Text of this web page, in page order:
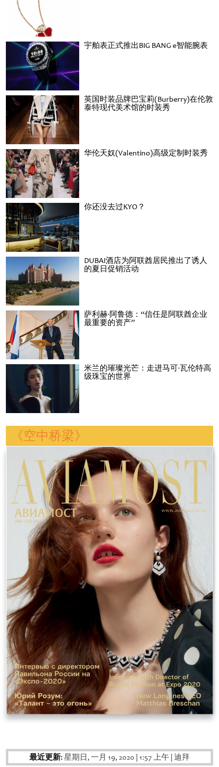
宇舶表正式推出BIG BANG e智能腕表
英国时装品牌巴宝莉(Burberry)在伦敦
泰特现代美术馆的时装秀
华伦天奴(Valentino)高级定制时装秀
你还没去过KYO？
DUBAI酒店为阿联酋居民推出了诱人
的夏日促销活动
萨利赫·阿鲁德：“信任是阿联酋企业
最重要的资产”
米兰的璀璨光芒：走进马可·瓦伦特高
级珠宝的世界
《空中桥梁》
最近更新:星期日, 一月 19, 2020 1:57 上午 迪拜